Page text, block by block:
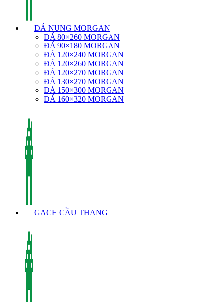
ĐÁ NUNG MORGAN
ĐÁ 80×260 MORGAN
ĐÁ 90×180 MORGAN
ĐÁ 120×240 MORGAN
ĐÁ 120×260 MORGAN
ĐÁ 120×270 MORGAN
ĐÁ 130×270 MORGAN
ĐÁ 150×300 MORGAN
ĐÁ 160×320 MORGAN
GẠCH CẦU THANG